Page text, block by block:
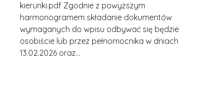
kierunki.pdf Zgodnie z powyższym
harmonogramem składanie dokumentów
wymaganych do wpisu odbywać się będzie
osobiście lub przez pełnomocnika w dniach
13.02.2026 oraz…